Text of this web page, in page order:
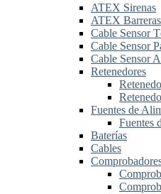
ATEX Sirenas
ATEX
Cable Sensor
Cable Sensor
Cable Sensor
Retenedores
Fuentes de
Fuentes
Baterías
Cables